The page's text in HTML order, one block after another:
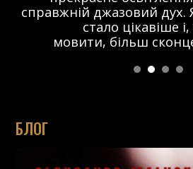
справжній джазовий
стало цікавіше
мовити, більш
БЛОГ